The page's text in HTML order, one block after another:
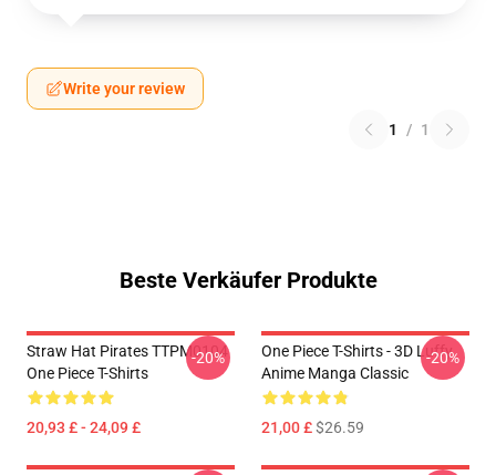
Write your review
1 / 1
Beste Verkäufer Produkte
Straw Hat Pirates TTPM0104
One Piece T-Shirts
20,93 £ - 24,09 £
-20%
One Piece T-Shirts - 3D Luffy
Anime Manga Classic
21,00 £$26.59
-20%